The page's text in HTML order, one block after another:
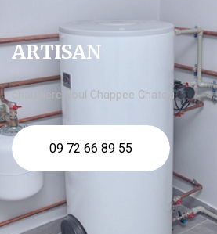
ARTISAN
chaudière fioul Chappee Chatou
09 72 66 89 55